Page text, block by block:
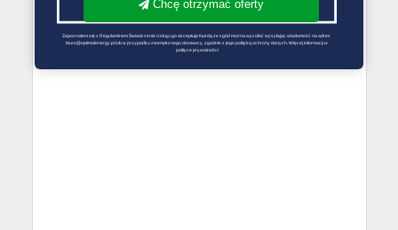
Chcę otrzymać oferty
Zapoznałem się z Regulaminem Świadczenie Usług i go akceptuję Każdą ze zgód można wycofać wysyłając wiadomość na adres
biuro@optimalenergy.pl lub w przypadku zewnętrznego dostawcy, zgodnie z jego polityką ochrony danych. Więcej informacji w
polityce prywatności